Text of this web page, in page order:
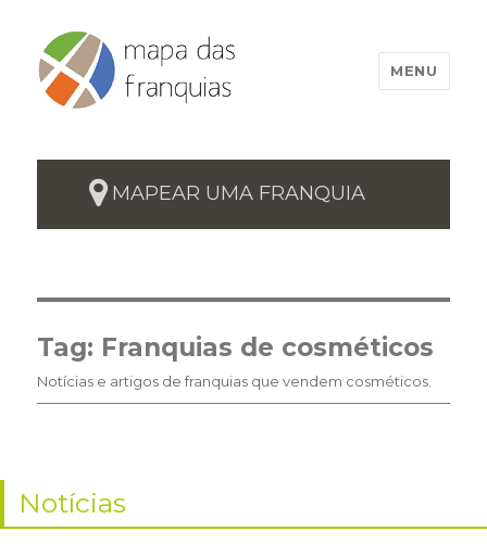
MENU
MAPEAR UMA FRANQUIA
Tag: Franquias de cosméticos
Notícias e artigos de franquias que vendem cosméticos.
Notícias